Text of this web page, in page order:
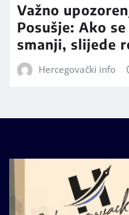
Važno
Posušje: Ako
smanji, slijede
Hercegovački info